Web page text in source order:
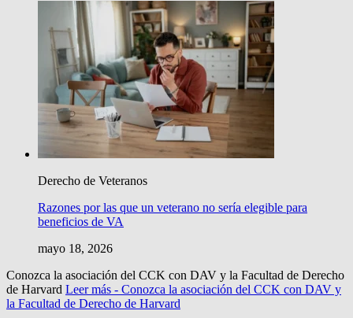
Derecho de Veteranos
Razones por las que un veterano no sería elegible para
beneficios de VA
mayo 18, 2026
Conozca la asociación del CCK con DAV y la Facultad de Derecho
de Harvard Leer más - Conozca la asociación del CCK con DAV y
la Facultad de Derecho de Harvard